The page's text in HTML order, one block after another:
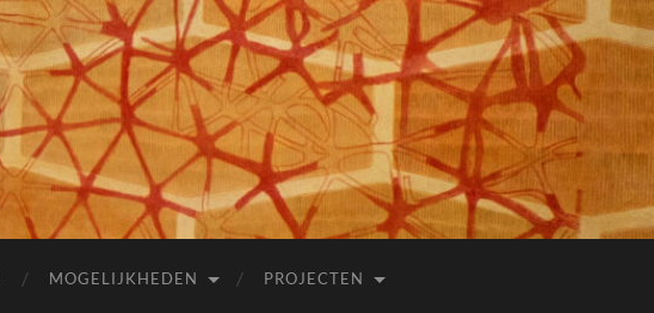
MOGELIJKHEDEN PROJECTEN